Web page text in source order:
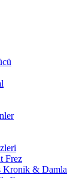
Frez
Kronik & Damla